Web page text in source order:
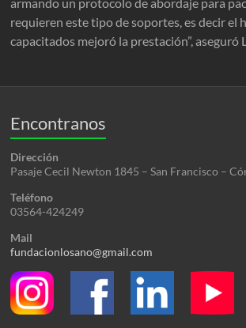
requieren este tipo de soportes, es decir el
capacitados mejoró la prestación”, aseguró
Encontranos
Dirección
Pasaje Cecil Newton 1845 – San Francisco –
Teléfono
03564-424249
Mail
fundacionlosano@gmail.com